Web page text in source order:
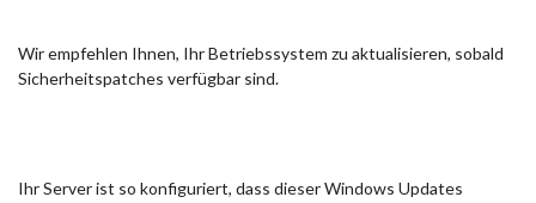
Wir empfehlen Ihnen, Ihr Betriebssystem zu aktualisieren, sobald
Sicherheitspatches verfügbar sind.
Ihr Server ist so konfiguriert, dass dieser Windows Updates